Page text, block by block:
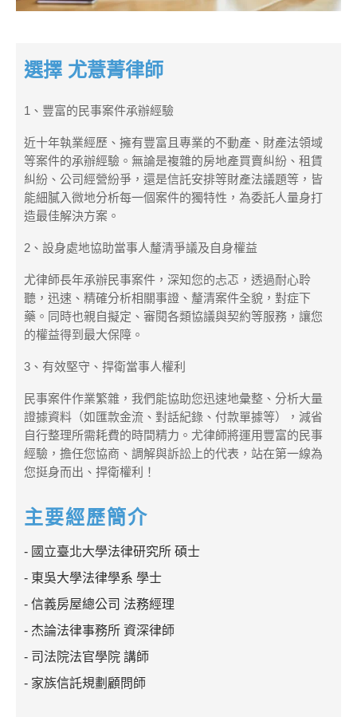
選擇 尤薏菁律師
1、豐富的民事案件承辦經驗
近十年執業經歷、擁有豐富且專業的不動產、財產法領域
等案件的承辦經驗。無論是複雜的房地產買賣糾紛、租賃
糾紛、公司經營紛爭，還是信託安排等財產法議題等，皆
能細膩入微地分析每一個案件的獨特性，為委託人量身打
造最佳解決方案。
2、設身處地協助當事人釐清爭議及自身權益
尤律師長年承辦民事案件，深知您的忐忑，透過耐心聆
聽，迅速、精確分析相關事證、釐清案件全貌，對症下
藥。同時也親自擬定、審閱各類協議與契約等服務，讓您
的權益得到最大保障。
3、有效堅守、捍衛當事人權利
民事案件作業繁雜，我們能協助您迅速地彙整、分析大量
證據資料（如匯款金流、對話紀錄、付款單據等），減省
自行整理所需耗費的時間精力。尤律師將運用豐富的民事
經驗，擔任您協商、調解與訴訟上的代表，站在第一線為
您挺身而出、捍衛權利！
主要經歷簡介
- 國立臺北大學法律研究所 碩士
- 東吳大學法律學系 學士
- 信義房屋總公司 法務經理
- 杰論法律事務所 資深律師
- 司法院法官學院 講師
- 家族信託規劃顧問師